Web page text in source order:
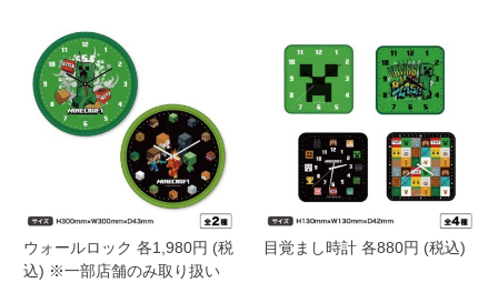
ウォールロック 各1,980円 (税
込) ※一部店舗のみ取り扱い
目覚まし時計 各880円 (税込)